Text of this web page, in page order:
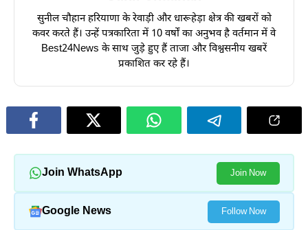
सुनील चौहान हरियाणा के रेवाड़ी और धारूहेड़ा क्षेत्र की खबरों को
कवर करते हैं। उन्हें पत्रकारिता में 10 वर्षों का अनुभव है वर्तमान में वे
Best24News के साथ जुड़े हुए हैं ताजा और विश्वसनीय खबरें
प्रकाशित कर रहे हैं।
Join WhatsApp Join Now
Google News Follow Now